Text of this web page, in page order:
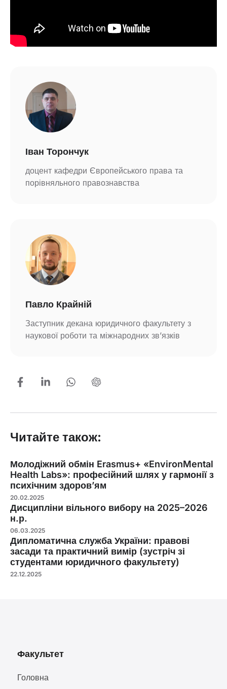
Іван Торончук
доцент кафедри Європейського права та
порівняльного правознавства
Павло Крайній
Заступник декана юридичного факультету з
наукової роботи та міжнародних зв’язків
Читайте також:
Молодіжний обмін Erasmus+ «EnvironMental
Health Labs»: професійний шлях у гармонії з
психічним здоров’ям
20.02.2025
Дисципліни вільного вибору на 2025–2026
н.р.
06.03.2025
Дипломатична служба України: правові
засади та практичний вимір (зустріч зі
студентами юридичного факультету)
22.12.2025
Факультет
Головна